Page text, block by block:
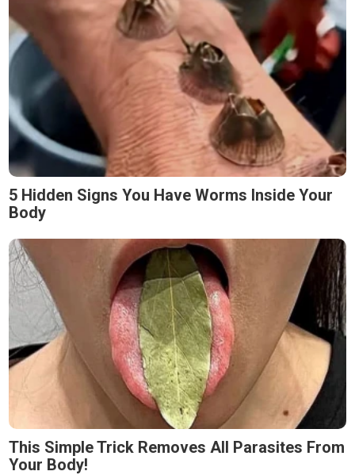
5 Hidden Signs You Have Worms Inside Your
Body
This Simple Trick Removes All Parasites From
Your Body!